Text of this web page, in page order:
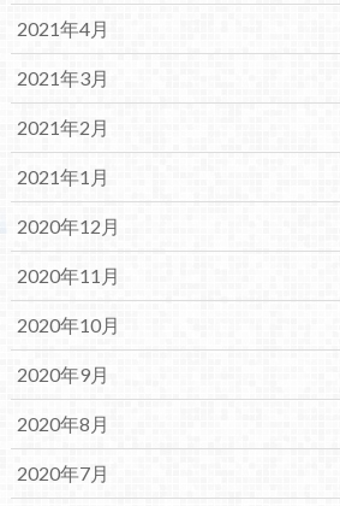
2021年4月
2021年3月
2021年2月
2021年1月
2020年12月
2020年11月
2020年10月
2020年9月
2020年8月
2020年7月